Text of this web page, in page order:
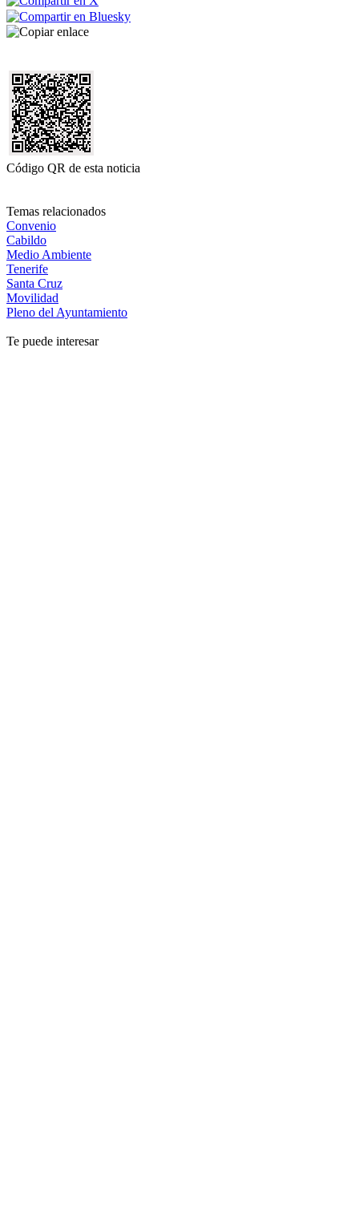
Código QR de esta noticia
Temas relacionados
Convenio
Cabildo
Medio Ambiente
Tenerife
Santa Cruz
Movilidad
Pleno del Ayuntamiento
Te puede interesar